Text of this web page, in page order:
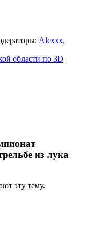
Alexxx,
области по 3D
из лука
эту тему.